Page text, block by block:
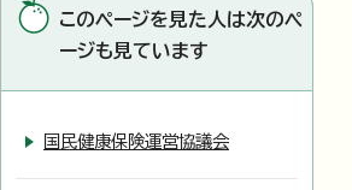
このページを見た人は次のペ
ージも見ています
国民健康保険運営協議会